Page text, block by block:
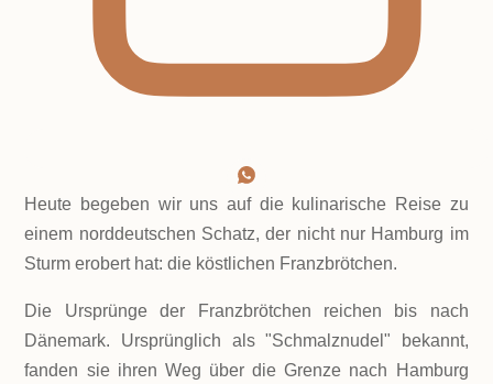
Heute begeben wir uns auf die kulinarische Reise zu
einem norddeutschen Schatz, der nicht nur Hamburg im
Sturm erobert hat: die köstlichen Franzbrötchen.
Die Ursprünge der Franzbrötchen reichen bis nach
Dänemark. Ursprünglich als "Schmalznudel" bekannt,
fanden sie ihren Weg über die Grenze nach Hamburg